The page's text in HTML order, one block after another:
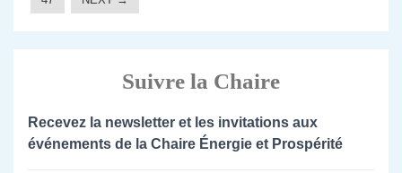
Suivre la Chaire
Recevez la newsletter et les invitations aux
événements de la Chaire Énergie et Prospérité